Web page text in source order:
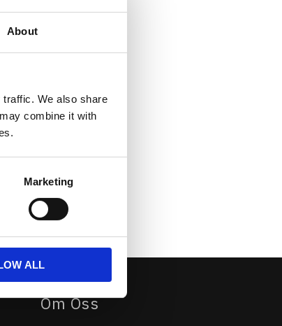
About
We also share
combine it with
Marketing
ALL
Om Oss